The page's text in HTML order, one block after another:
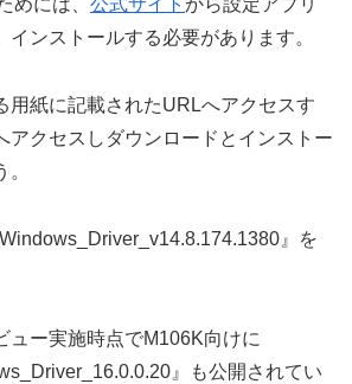
めには、 公式サイト から設定アプリ
インストールする必要があります。
用紙に記載されたURLへアクセスす
アクセスしダウンロードとインストー
』を
ュー実施時点でM106K向けに
』も公開されてい